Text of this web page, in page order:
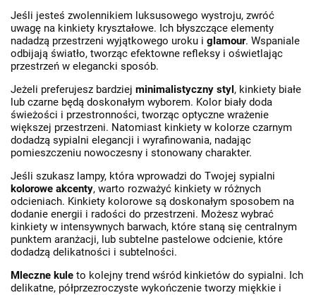
Jeśli jesteś zwolennikiem luksusowego wystroju, zwróć
uwagę na kinkiety kryształowe. Ich błyszczące elementy
nadadzą przestrzeni wyjątkowego uroku i glamour. Wspaniale
odbijają światło, tworząc efektowne refleksy i oświetlając
przestrzeń w elegancki sposób.
Jeżeli preferujesz bardziej minimalistyczny styl, kinkiety białe
lub czarne będą doskonałym wyborem. Kolor biały doda
świeżości i przestronności, tworząc optyczne wrażenie
większej przestrzeni. Natomiast kinkiety w kolorze czarnym
dodadzą sypialni elegancji i wyrafinowania, nadając
pomieszczeniu nowoczesny i stonowany charakter.
Jeśli szukasz lampy, która wprowadzi do Twojej sypialni
kolorowe akcenty, warto rozważyć kinkiety w różnych
odcieniach. Kinkiety kolorowe są doskonałym sposobem na
dodanie energii i radości do przestrzeni. Możesz wybrać
kinkiety w intensywnych barwach, które staną się centralnym
punktem aranżacji, lub subtelne pastelowe odcienie, które
dodadzą delikatności i subtelności.
Mleczne kule to kolejny trend wśród kinkietów do sypialni. Ich
delikatne, półprzezroczyste wykończenie tworzy miękkie i